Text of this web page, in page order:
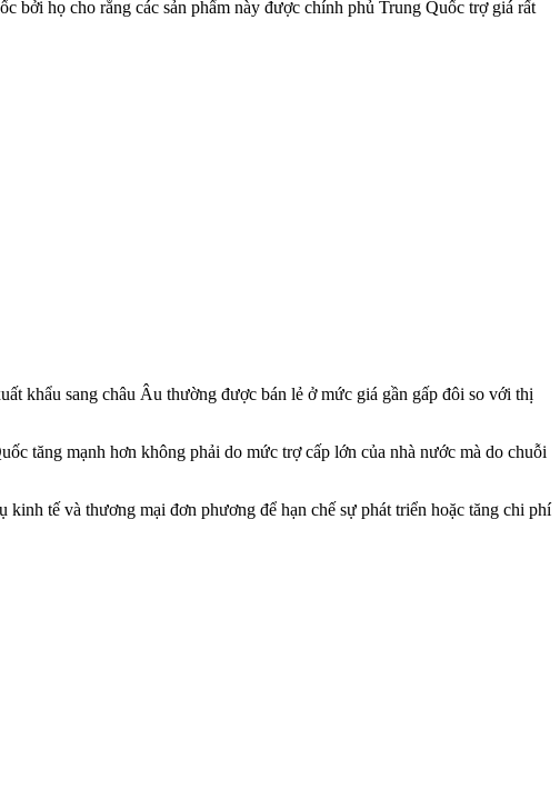
bởi họ cho rằng các sản phẩm này được chính phủ Trung Quốc trợ giá rất
khẩu sang châu Âu thường được bán lẻ ở mức giá gần gấp đôi so với thị
tăng mạnh hơn không phải do mức trợ cấp lớn của nhà nước mà do chuỗi
tế và thương mại đơn phương để hạn chế sự phát triển hoặc tăng chi phí